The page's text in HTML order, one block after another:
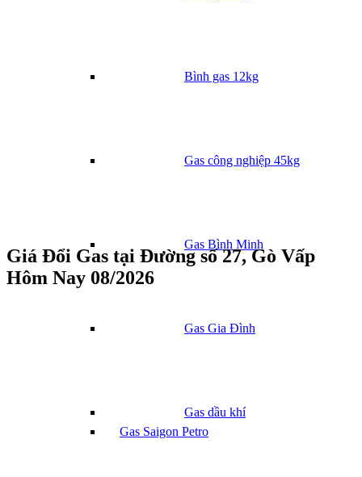
Bình gas 12kg
Gas công nghiệp 45kg
Gas Bình Minh
Gas Gia Đình
Gas dầu khí
Gas Saigon Petro
Giá Đổi Gas tại Đường số 27, Gò Vấp
Hôm Nay 08/2026